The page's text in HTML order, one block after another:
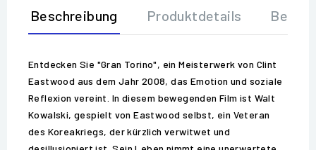
Beschreibung Produktdetails
Entdecken Sie "Gran Torino", ein Meisterwerk von Clint
Eastwood aus dem Jahr 2008, das Emotion und soziale
Reflexion vereint. In diesem bewegenden Film ist Walt
Kowalski, gespielt von Eastwood selbst, ein Veteran
des Koreakriegs, der kürzlich verwitwet und